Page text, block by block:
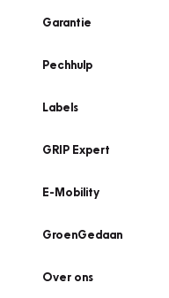
Garantie
Pechhulp
Labels
GRIP Expert
E-Mobility
GroenGedaan
Over ons